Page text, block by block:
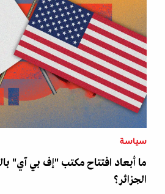
سياسة
ما أبعاد افتتاح مكتب "إف بي آي"
الجزائر؟